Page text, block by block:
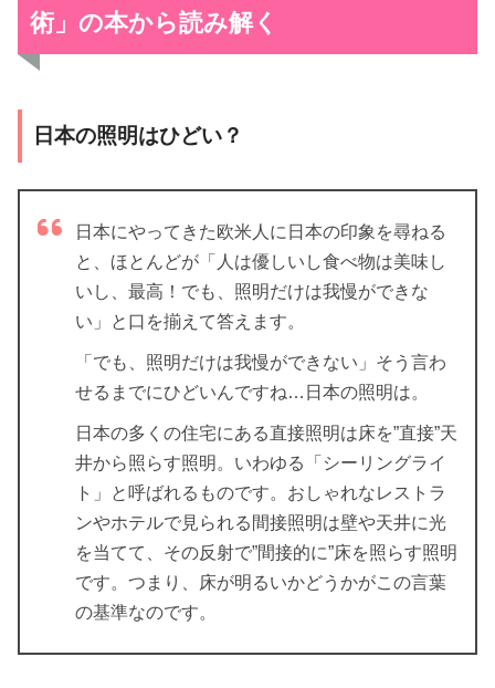
術」の本から読み解く
日本の照明はひどい？
日本にやってきた欧米人に日本の印象を尋ねる
と、ほとんどが「人は優しいし食べ物は美味し
いし、最高！でも、照明だけは我慢ができな
い」と口を揃えて答えます。
「でも、照明だけは我慢ができない」そう言わ
せるまでにひどいんですね…日本の照明は。
日本の多くの住宅にある直接照明は床を”直接”天
井から照らす照明。いわゆる「シーリングライ
ト」と呼ばれるものです。おしゃれなレストラ
ンやホテルで見られる間接照明は壁や天井に光
を当てて、その反射で”間接的に”床を照らす照明
です。つまり、床が明るいかどうかがこの言葉
の基準なのです。